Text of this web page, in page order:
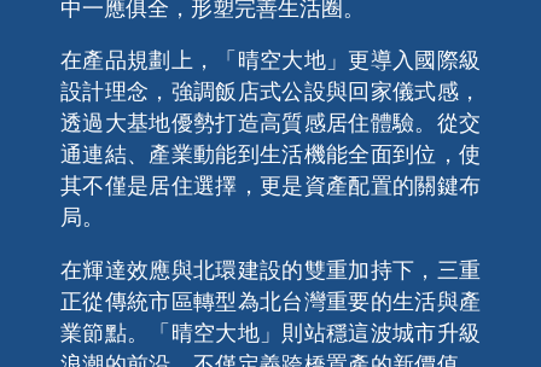
中一應俱全，形塑完善生活圈。
在產品規劃上，「晴空大地」更導入國際級
設計理念，強調飯店式公設與回家儀式感，
透過大基地優勢打造高質感居住體驗。從交
通連結、產業動能到生活機能全面到位，使
其不僅是居住選擇，更是資產配置的關鍵布
局。
在輝達效應與北環建設的雙重加持下，三重
正從傳統市區轉型為北台灣重要的生活與產
業節點。「晴空大地」則站穩這波城市升級